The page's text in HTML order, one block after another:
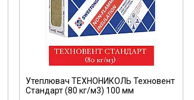
Утеплювач ТЕХНОНИКОЛЬ Техновент
Стандарт (80 кг/м3) 100 мм